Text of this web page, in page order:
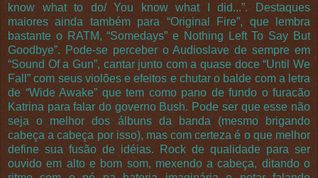
know what to do/ You know what I did...”. Destaques
maiores ainda também para “Original Fire”, que lembra
bastante o RATM, “Somedays” e Nothing Left To Say But
Goodbye”. Pode-se perceber o Audioslave de sempre em
“Sound Of a Gun”, cantar junto com a quase doce “Until We
Fall” com seus violões e efeitos e chutar o balde com a letra
de “Wide Awake” que tem como pano de fundo o furacão
Katrina para falar do governo Bush. Pode ser que esse não
seja o melhor dos álbuns da banda (mesmo brigando
cabeça a cabeça por isso), mas com certeza é o que melhor
define sua fusão de idéias. Rock de qualidade para ser
ouvido em alto e bom som, mexendo a cabeça, ditando o